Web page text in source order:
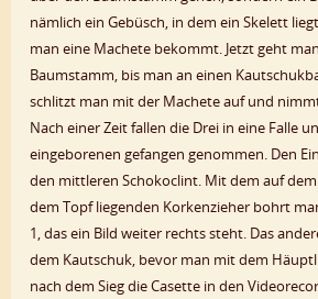
nämlich ein Gebüsch, in dem ein Skelett
man eine Machete bekommt. Jetzt geht
Baumstamm, bis man an einen
schlitzt man mit der Machete auf und
Nach einer Zeit fallen die Drei in eine Falle
eingeborenen gefangen genommen. Den
den mittleren Schokoclint. Mit dem auf
dem Topf liegenden Korkenzieher bohrt
1, das ein Bild weiter rechts steht. Das
dem Kautschuk, bevor man mit dem
nach dem Sieg die Casette in den